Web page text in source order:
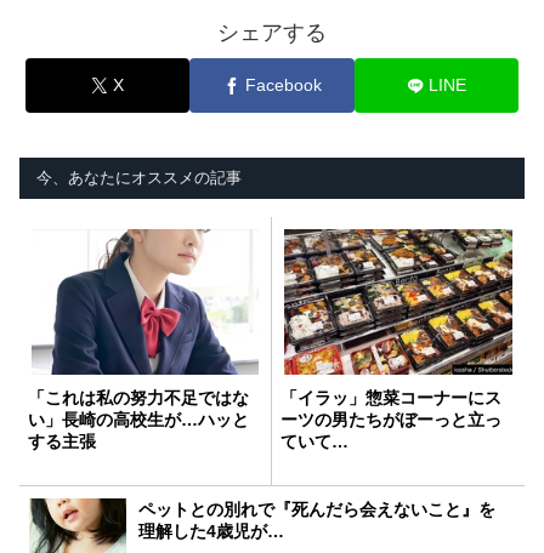
シェアする
X Facebook LINE
今、あなたにオススメの記事
「これは私の努力不足ではな
い」長崎の高校生が…ハッと
する主張
「イラッ」惣菜コーナーにス
ーツの男たちがぼーっと立っ
ていて…
ペットとの別れで『死んだら会えないこと』を
理解した4歳児が…